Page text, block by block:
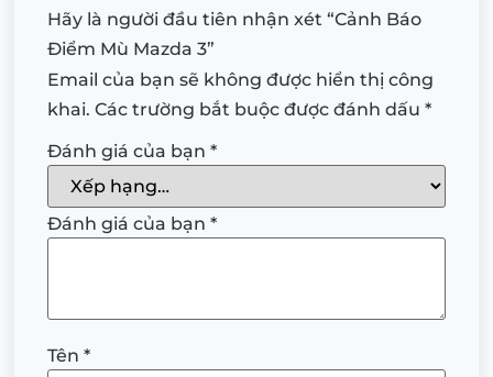
Hãy là người đầu tiên nhận xét “Cảnh Báo
Điểm Mù Mazda 3”
Email của bạn sẽ không được hiển thị công
khai. Các trường bắt buộc được đánh dấu *
Đánh giá của bạn *
Đánh giá của bạn *
Tên *